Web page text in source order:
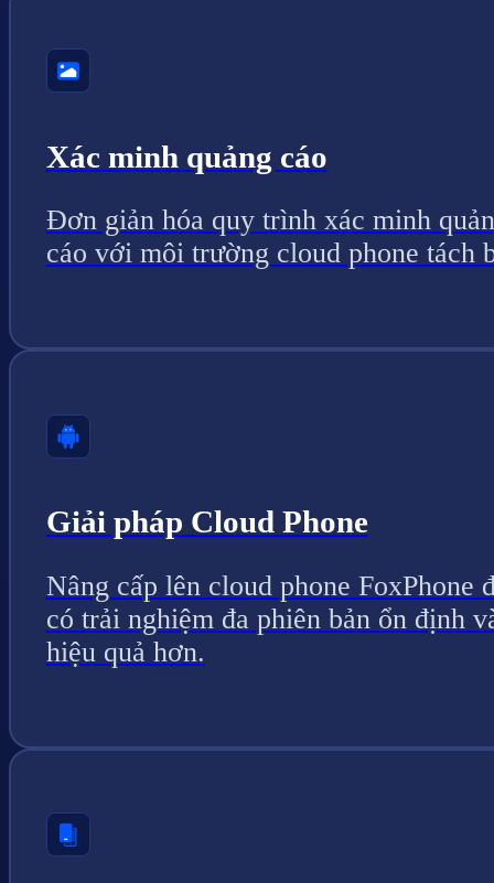
Xác minh quảng cáo
Đơn giản hóa quy trình xác minh
cáo với môi trường cloud phone tách
Giải pháp Cloud Phone
Nâng cấp lên cloud phone FoxPhone
có trải nghiệm đa phiên bản ổn định
hiệu quả hơn.